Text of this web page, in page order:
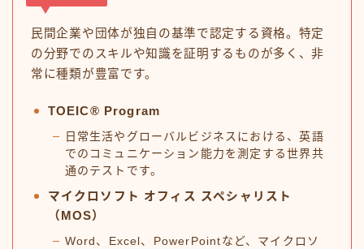
民間企業や団体が独自の基準で認定する資格。特定
の分野でのスキルや知識を証明するものが多く、非
常に種類が豊富です。
TOEIC® Program
日常生活やグローバルビジネスにおける、英語
でのコミュニケーション能力を測定する世界共
通のテストです。
マイクロソフト オフィス スペシャリスト
（MOS）
Word、Excel、PowerPointなど、マイクロソ